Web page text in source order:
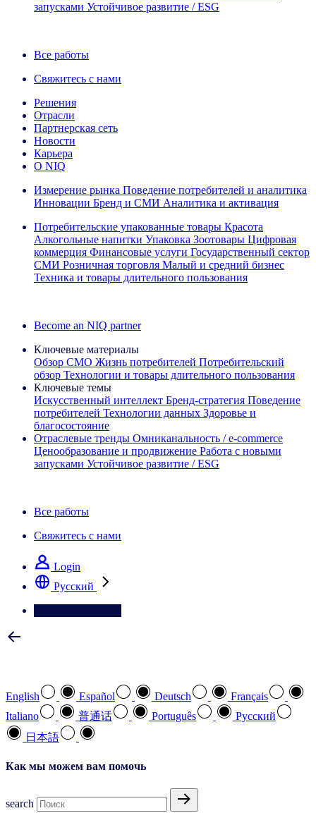
запусками Устойчивое развитие / ESG
Все работы
Свяжитесь с нами
Решения
Отрасли
Партнерская сеть
Новости
Карьера
О NIQ
Измерение рынка Поведение потребителей и аналитика
Инновации Бренд и СМИ Аналитика и активация
Потребительские упакованные товары Красота
Алкогольные напитки Упаковка Зоотовары Цифровая
коммерция Финансовые услуги Государственный сектор
СМИ Розничная торговля Малый и средний бизнес
Техника и товары длительного пользования
Become an NIQ partner
Ключевые материалы
Обзор CMO Жизнь потребителей Потребительский
обзор Технологии и товары длительного пользования
Ключевые темы
Искусственный интеллект Бренд‑стратегия Поведение
потребителей Технологии данных Здоровье и
благосостояние
Отраслевые тренды Омниканальность / e‑commerce
Ценообразование и продвижение Работа с новыми
запусками Устойчивое развитие / ESG
Все работы
Свяжитесь с нами
Login
Pусский
English Español Deutsch
Français
Italiano
普通话 Português
Pусский
日本語
Как мы можем вам помочь
search